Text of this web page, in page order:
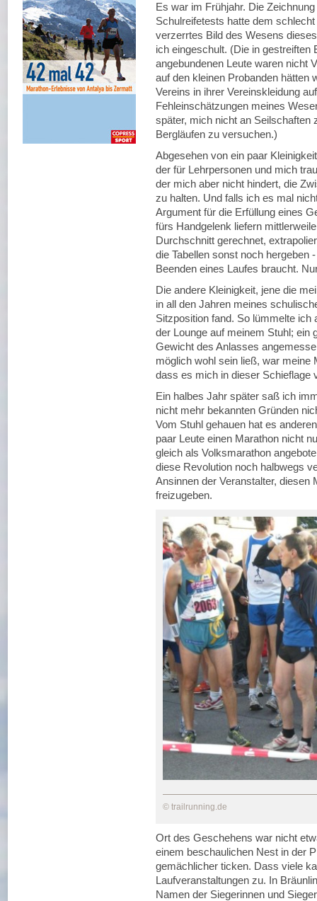
Es war im Frühjahr. Die
Schulreifetests hatte dem
verzerrtes Bild des Wesens
ich eingeschult. (Die in gestreiften
angebundenen Leute waren nicht
auf den kleinen Probanden hätten
Vereins in ihrer Vereinskleidung
Fehleinschätzungen meines
später, mich nicht an Seilschaften
Bergläufen zu versuchen.)
Abgesehen von ein paar
der für Lehrpersonen und mich
der mich aber nicht hindert, die
zu halten. Und falls ich es mal
Argument für die Erfüllung eines
fürs Handgelenk liefern
Durchschnitt gerechnet,
die Tabellen sonst noch hergeben
Beenden eines Laufes braucht.
Die andere Kleinigkeit, jene die
in all den Jahren meines
Sitzposition fand. So lümmelte
der Lounge auf meinem Stuhl; ein
Gewicht des Anlasses
möglich wohl sein ließ, war meine
dass es mich in dieser Schieflage
Ein halbes Jahr später saß ich
nicht mehr bekannten Gründen
Vom Stuhl gehauen hat es
paar Leute einen Marathon nicht
gleich als Volksmarathon
diese Revolution noch halbwegs
Ansinnen der Veranstalter, diesen
freizugeben.
© trailrunning.de
Ort des Geschehens war nicht
einem beschaulichen Nest in der
gemächlicher ticken. Dass viele
Laufveranstaltungen zu. In
Namen der Siegerinnen und